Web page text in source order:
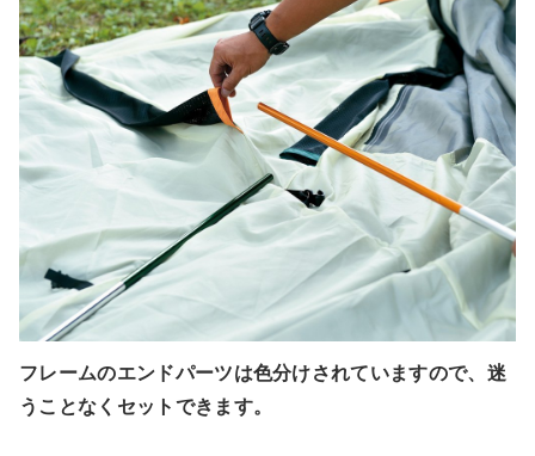
フレームのエンドパーツは色分けされていますので、迷
うことなくセットできます。